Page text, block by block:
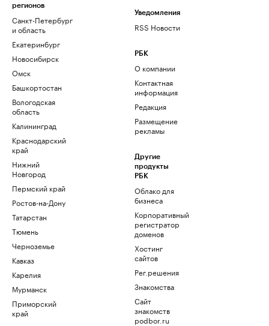
регионов
Санкт-Петербург
и область
Екатеринбург
Новосибирск
Омск
Башкортостан
Вологодская
область
Калининград
Краснодарский
край
Нижний
Новгород
Пермский край
Ростов-на-Дону
Татарстан
Тюмень
Черноземье
Кавказ
Карелия
Мурманск
Приморский
край
Уведомления
RSS Новости
РБК
О компании
Контактная
информация
Редакция
Размещение
рекламы
Другие
продукты
РБК
Облако для
бизнеса
Корпоративный
регистратор
доменов
Хостинг
сайтов
Рег.решения
Знакомства
Сайт
знакомств
podbor.ru